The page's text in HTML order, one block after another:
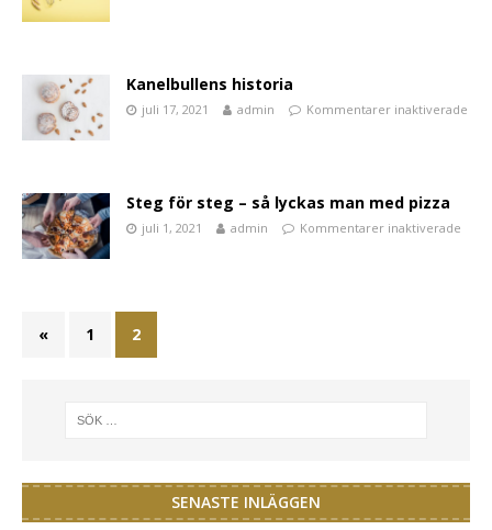
Kanelbullens historia
juli 17, 2021 admin Kommentarer inaktiverade
Steg för steg – så lyckas man med pizza
juli 1, 2021 admin Kommentarer inaktiverade
« 1 2
SENASTE INLÄGGEN